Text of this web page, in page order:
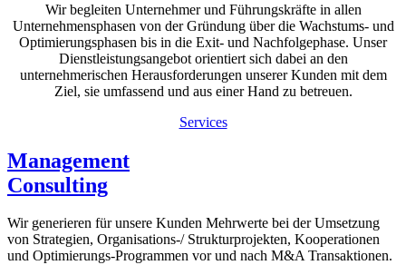
Wir begleiten Unternehmer und Führungskräfte in allen
Unternehmensphasen von der Gründung über die Wachstums- und
Optimierungsphasen bis in die Exit- und Nachfolgephase. Unser
Dienstleistungsangebot orientiert sich dabei an den
unternehmerischen Herausforderungen unserer Kunden mit dem
Ziel, sie umfassend und aus einer Hand zu betreuen.
Services
Management
Consulting
Wir generieren für unsere Kunden Mehrwerte bei der Umsetzung
von Strategien, Organisations-/ Strukturprojekten, Kooperationen
und Optimierungs-Programmen vor und nach M&A Transaktionen.